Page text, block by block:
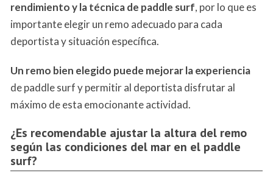
rendimiento y la técnica de paddle surf, por lo que es
importante elegir un remo adecuado para cada
deportista y situación específica.
Un remo bien elegido puede mejorar la experiencia
de paddle surf y permitir al deportista disfrutar al
máximo de esta emocionante actividad.
¿Es recomendable ajustar la altura del remo
según las condiciones del mar en el paddle
surf?